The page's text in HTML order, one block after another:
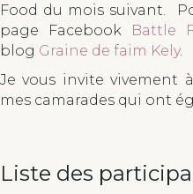
Food du mois suivant.
page Facebook
Battle
blog Graine de faim Kely.
Je vous invite vivement
mes camarades qui ont
Liste des